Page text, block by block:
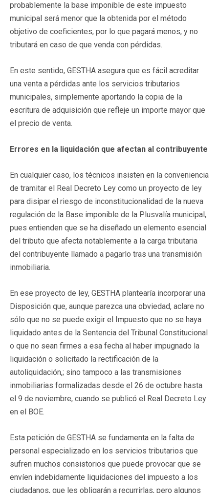
probablemente la base imponible de este impuesto
municipal será menor que la obtenida por el método
objetivo de coeficientes, por lo que pagará menos, y no
tributará en caso de que venda con pérdidas.
En este sentido, GESTHA asegura que es fácil acreditar
una venta a pérdidas ante los servicios tributarios
municipales, simplemente aportando la copia de la
escritura de adquisición que refleje un importe mayor que
el precio de venta.
Errores en la liquidación que afectan al contribuyente
En cualquier caso, los técnicos insisten en la conveniencia
de tramitar el Real Decreto Ley como un proyecto de ley
para disipar el riesgo de inconstitucionalidad de la nueva
regulación de la Base imponible de la Plusvalía municipal,
pues entienden que se ha diseñado un elemento esencial
del tributo que afecta notablemente a la carga tributaria
del contribuyente llamado a pagarlo tras una transmisión
inmobiliaria.
En ese proyecto de ley, GESTHA plantearía incorporar una
Disposición que, aunque parezca una obviedad, aclare no
sólo que no se puede exigir el Impuesto que no se haya
liquidado antes de la Sentencia del Tribunal Constitucional
o que no sean firmes a esa fecha al haber impugnado la
liquidación o solicitado la rectificación de la
autoliquidación,; sino tampoco a las transmisiones
inmobiliarias formalizadas desde el 26 de octubre hasta
el 9 de noviembre, cuando se publicó el Real Decreto Ley
en el BOE.
Esta petición de GESTHA se fundamenta en la falta de
personal especializado en los servicios tributarios que
sufren muchos consistorios que puede provocar que se
envíen indebidamente liquidaciones del impuesto a los
ciudadanos, que les obligarán a recurrirlas, pero algunos